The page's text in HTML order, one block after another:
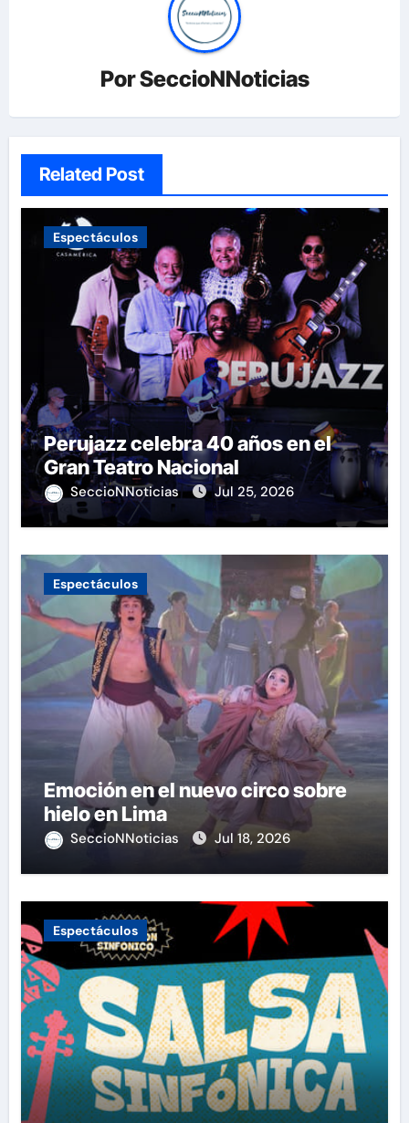
PorSeccioNNoticias
Related Post
Espectáculos
Perujazz celebra 40 años en el
Gran Teatro Nacional
SeccioNNoticias Jul 25, 2026
Espectáculos
Emoción en el nuevo circo sobre
hielo en Lima
SeccioNNoticias Jul 18, 2026
Espectáculos